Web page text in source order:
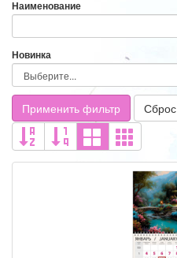
Наименование
Новинка
Применить фильтр Сброс